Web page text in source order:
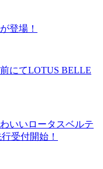
登場！
にてLOTUS BELLE
いいロータスベルテ
受付開始！